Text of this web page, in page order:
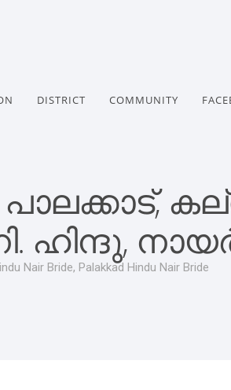
DISTRICT COMMUNITY
ഹിന്ദു,
Nair Bride, Palakkad Hindu Nair Bride